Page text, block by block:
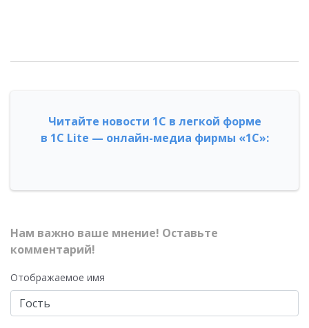
Читайте новости 1С в легкой форме
в 1С Lite — онлайн-медиа фирмы «1С»:
Нам важно ваше мнение! Оставьте
комментарий!
Отображаемое имя